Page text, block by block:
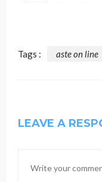
Tags : aste on line
LEAVE A